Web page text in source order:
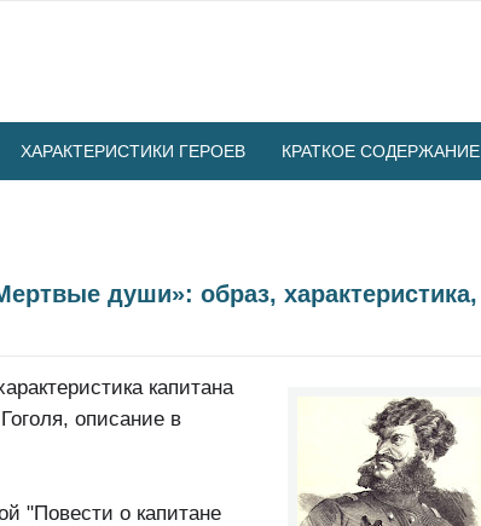
ХАРАКТЕРИСТИКИ ГЕРОЕВ КРАТКОЕ СОДЕРЖАНИЕ
души»: образ, характеристика,
капитана
описание в
"Повести о капитане